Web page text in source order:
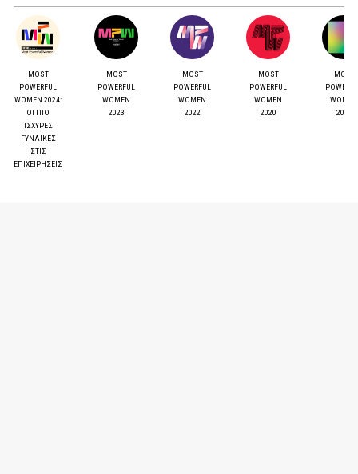
MOST
POWERFUL
WOMEN 2024:
ΟΙ ΠΙΟ
ΙΣΧΥΡΕΣ
ΓΥΝΑΙΚΕΣ
ΣΤΙΣ
ΕΠΙΧΕΙΡΗΣΕΙΣ
MOST
POWERFUL
WOMEN
2023
MOST
POWERFUL
WOMEN
2022
MOST
POWERFUL
WOMEN
2020
MOST
WOMEN
2017